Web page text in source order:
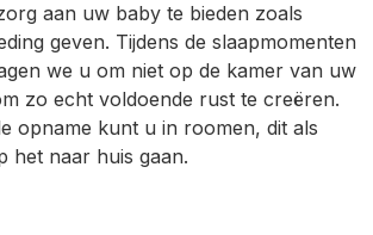
aan uw baby te bieden zoals
geven. Tijdens de slaapmomenten
we u om niet op de kamer van uw
zo echt voldoende rust te creëren.
opname kunt u in roomen, dit als
het naar huis gaan.